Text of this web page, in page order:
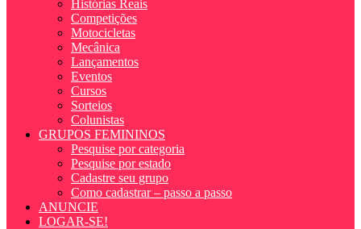
Histórias Reais
Competições
Motocicletas
Mecânica
Lançamentos
Eventos
Cursos
Sorteios
Colunistas
GRUPOS FEMININOS
Pesquise por categoria
Pesquise por estado
Cadastre seu grupo
Como cadastrar – passo a passo
ANUNCIE
LOGAR-SE!